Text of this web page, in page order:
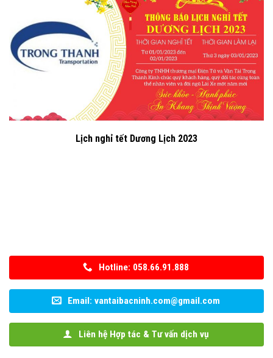
Lịch nghỉ tết Dương Lịch 2023
Hotline: 058.66.91.888
Email: vantaibacninh.com@gmail.com
Liên hệ Hợp tác & Tư vấn dịch vụ